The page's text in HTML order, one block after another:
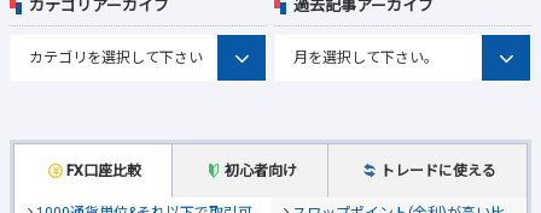
FX口座比較 初心者向け トレードに使える
カテゴリアーカイブ 過去記事アーカイブ